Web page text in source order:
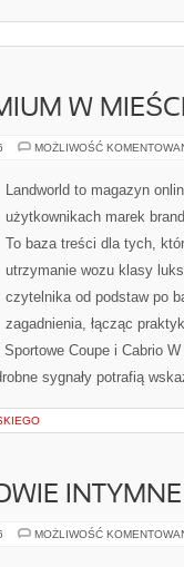
W
MOŻLIWOŚĆ
Landworld to magazyn
użytkownikach marek
To baza treści dla tych,
utrzymanie wozu klasy
czytelnika od podstaw po
zagadnienia, łącząc
Coupe i Cabrio
sygnały potrafią
INTYMNE
MOŻLIWOŚĆ